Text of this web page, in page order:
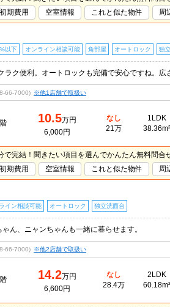
初期費用
空室情報 これと似た物件 周
以下 オンライン相談可能 角部屋 オートロック 独
66-7000) ※他1店舗で取扱い
10.5万円
6,000円
なし
21万
1LDK
38.36m²
で完結！聞きたい項目を選んでかんたん無料問合
初期費用
空室情報 これと似た物件 周
イン相談可能 オートロック 独立洗面台
ん、ニャンちゃんも一緒に暮らせます。
66-7000) ※他2店舗で取扱い
14.2万円
6,600円
なし
28.4万
2LDK
60.18m²